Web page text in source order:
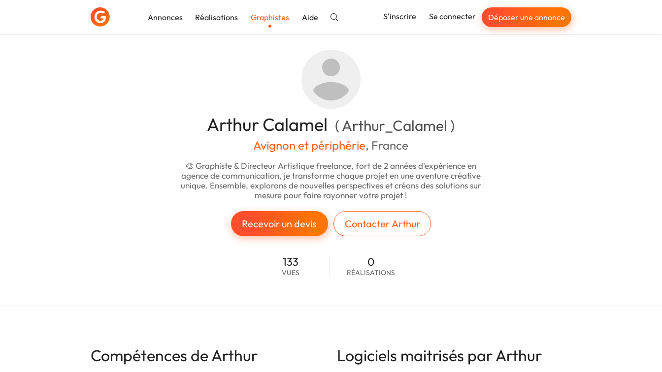
Annonces Réalisations Graphistes Aide S'inscrire Se connecter Déposer une annonce
Arthur Calamel ( Arthur_Calamel )
Avignon et périphérie, France
🎨 Graphiste & Directeur Artistique freelance, fort de 2 années d'expérience en
agence de communication, je transforme chaque projet en une aventure créative
unique. Ensemble, explorons de nouvelles perspectives et créons des solutions sur
mesure pour faire rayonner votre projet !
Recevoir un devis Contacter Arthur
133
VUES
0
RÉALISATIONS
Compétences de Arthur Logiciels maitrisés par Arthur